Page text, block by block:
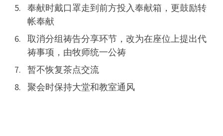
奉献时戴口罩走到前方投入奉献箱，更鼓励转
帐奉献
取消分组祷告分享环节，改为在座位上提出代
祷事项，由牧师统一公祷
暂不恢复茶点交流
聚会时保持大堂和教室通风